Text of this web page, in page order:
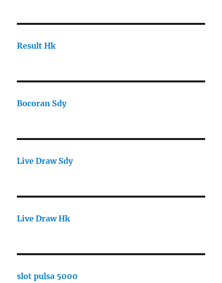
Result Hk
Bocoran Sdy
Live Draw Sdy
Live Draw Hk
slot pulsa 5000